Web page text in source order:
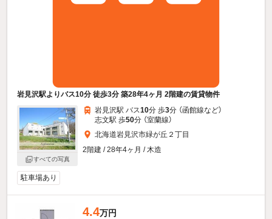
岩見沢駅よりバス10分 徒歩3分 築28年4ヶ月 2階建の賃貸物件
すべての写真
岩見沢駅 バス10分 歩3分 （函館線など）
志文駅 歩50分 （室蘭線）
北海道岩見沢市緑が丘２丁目
2階建 / 28年4ヶ月 / 木造
駐車場あり
4.4万円